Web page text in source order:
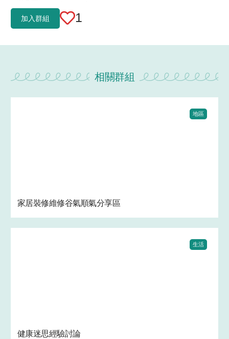
加入群組 1
相關群組
地區
家居裝修維修谷氣順氣分享區
生活
健康迷思經驗討論